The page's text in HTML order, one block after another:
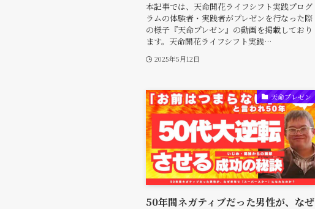
本記事では、天命開花ライフシフト実践プログ
ラムの体験者・実践者がプレゼンを行なった際
の様子『天命プレゼン』の動画を掲載しており
ます。天命開花ライフシフト実践…
2025年5月12日
天命プレゼン
50年間ネガティブだった男性が、なぜ